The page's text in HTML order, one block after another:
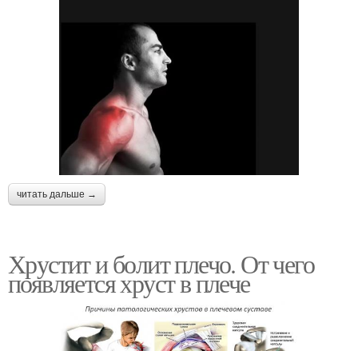
читать дальше →
Хрустит и болит плечо. От чего
появляется хруст в плече